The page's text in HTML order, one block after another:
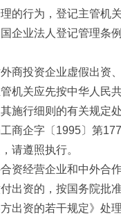
的行为，登记主管机
国企业法人登记管理条
商投资企业虚假出资
机关应先按中华人民
施行细则的有关规定
商企字〔1995〕第
请遵照执行。
资经营企业和中外合
出资的，按国务院批
出资的若干规定》处